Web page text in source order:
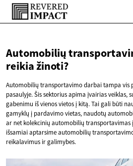
Automobilių
reikia žinoti?
Automobilių transportavimo darbai tampa vis
pasaulyje. Šis sektorius apima įvairias veiklas,
gabenimu iš vienos vietos į kitą. Tai gali būti
gamyklų į pardavimo vietas, naudotų
ar net kolekcinių automobilių transportavimas
išsamiai aptarsime automobilių
reikalavimus ir galimybes.